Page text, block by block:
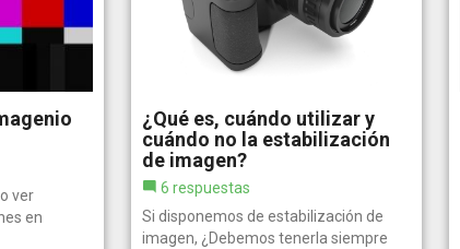
ver
en
¿Qué es, cuándo utilizar y
cuándo no la estabilización
de imagen?
6 respuestas
Si disponemos de estabilización de
imagen, ¿Debemos tenerla siempre